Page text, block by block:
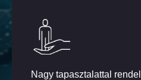
Nagy tapasztalattal